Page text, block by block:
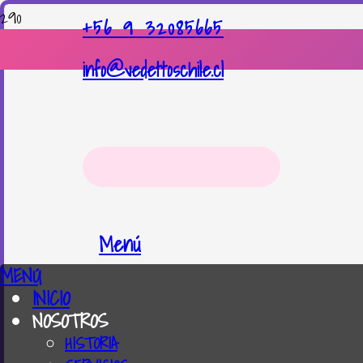
+56 9 32085665
info@vedettoschile.cl
Menú
MENÚ
INICIO
NOSOTROS
HISTORIA